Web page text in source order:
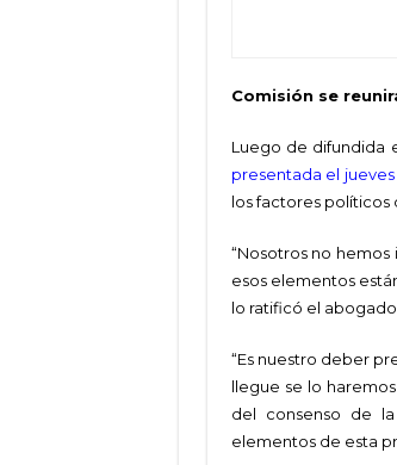
Comisión se
Luego de difundida
presentada el
los factores políticos
“Nosotros no
esos elementos
lo ratificó el abogado.
“Es nuestro deber
llegue se lo
del consenso de
elementos de esta